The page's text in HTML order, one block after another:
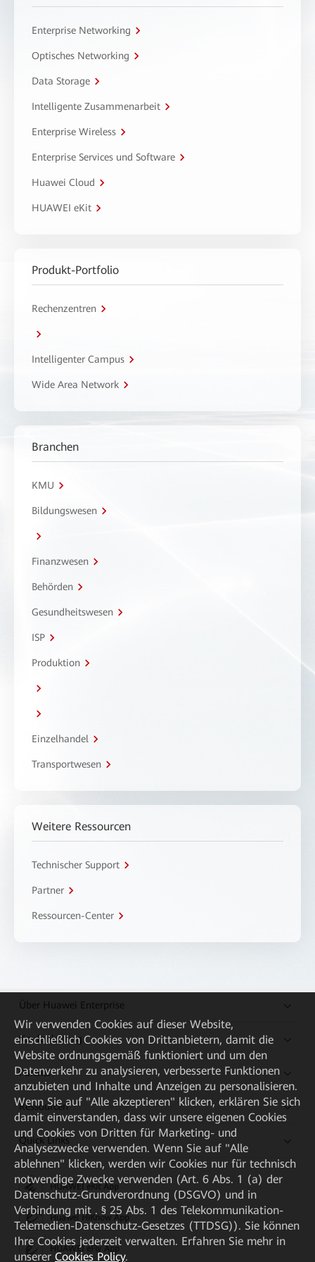
Enterprise Networking
Optisches Networking
Data Storage
Intelligente Zusammenarbeit
Enterprise Wireless
Enterprise Services und Software
Huawei Cloud
HUAWEI eKit
Produkt-Portfolio
Rechenzentren
Intelligenter Campus
Wide Area Network
Branchen
KMU
Bildungswesen
Finanzwesen
Behörden
Gesundheitswesen
ISP
Produktion
Einzelhandel
Transportwesen
Weitere Ressourcen
Technischer Support
Partner
Ressourcen-Center
Über Huawei Enterprise
Kaufanleitung
Partner
Ressourcen
Quick Links
HUAWEI eKit App
Huawei HiKnow App
HUAWEI eFly App
Wir verwenden Cookies auf dieser Website,
einschließlich Cookies von Drittanbietern, damit die
Website ordnungsgemäß funktioniert und um den
Datenverkehr zu analysieren, verbesserte Funktionen
anzubieten und Inhalte und Anzeigen zu personalisieren.
Wenn Sie auf "Alle akzeptieren" klicken, erklären Sie sich
damit einverstanden, dass wir unsere eigenen Cookies
und Cookies von Dritten für Marketing- und
Analysezwecke verwenden. Wenn Sie auf "Alle
ablehnen" klicken, werden wir Cookies nur für technisch
notwendige Zwecke verwenden (Art. 6 Abs. 1 (a) der
Datenschutz-Grundverordnung (DSGVO) und in
Verbindung mit . § 25 Abs. 1 des Telekommunikation-
Telemedien-Datenschutz-Gesetzes (TTDSG)). Sie können
Ihre Cookies jederzeit verwalten. Erfahren Sie mehr in
unserer Cookies Policy.